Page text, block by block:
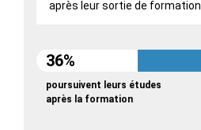
après leur sortie de formation
36%
poursuivent leurs études
après la formation